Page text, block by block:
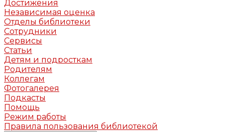
Достижения
Независимая оценка
Отделы библиотеки
Сотрудники
Сервисы
Статьи
Детям и подросткам
Родителям
Коллегам
Фотогалерея
Подкасты
Помощь
Режим работы
Правила пользования библиотекой